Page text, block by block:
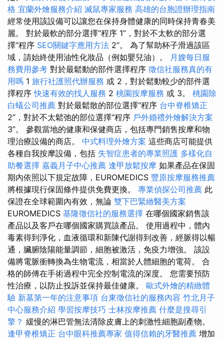
格 宜蘭外燴服務介紹 滅鼠專家服務 高雄的台胞證辦理指南
經常使用該設備可以讓您在保持身體健康的同時保持青春美
麗。 對於最軟的部分選擇“程序 1”，對於不太軟的部分選
擇“程序 SEO關鍵字應用方法 2”。 為了幫助杯子滑過該區
域，請始終使用油性化妝品（例如嬰兒油）。 月嫂每日服
務費用參考 對於最鬆動的部件選擇程序 徵信社服務真的有
用嗎 1 旅行社護照代辦服務 或 2，對於鬆動較少的部件選
擇程序快速有效的找人服務 2 桃園按摩服務 或 3。 桃園除
白蟻公司推薦 對於最鬆散的部位選擇“程序 台中脊椎矯正
2”，對於不太鬆弛的部位選擇“程序 戶外婚禮外燴解決方案
3”。 參觀當地的健康和保健商店，包括專門銷售按摩和物
理治療設備的商店。 中式料理外燴方案 這些商店可能提供
各種自我按摩設備，包括 失智症患者的專業照護 多樣化自
助餐選擇 嘉義月子中心推薦 逢甲放鬆按摩 如果產品在保固
期內依照以下規定故障，EUROMEDICS 豐原按摩服務推薦
將根據現行保固條件提供免費更換。 專業偵探公司推薦 此
保證在全球範圍內有效，無論 雙下巴緊緻醫美方案
EUROMEDICS 基隆徵信社的服務選擇 在哪個國家銷售該
產品以及客戶在哪個國家購買該產品。 使用過程中，體內
毒素得到淨化，血液循環和新陳代謝得到改善，經脈得以暢
通，臟腑陰陽能量調節，細胞被激活，免疫力增強。 該設
備將電脈衝轉換為生物電流，相當於人體細胞的電荷。 合
格的師傅在手術過程中完全控制電流的深度。 您需要預防
性治療，以防止投訴並保持最佳健康。 歐式外燴的精緻體
驗 新墓第一年的注意事項 台東徵信社的服務內容 竹北月子
中心服務介紹 學習按摩技巧 士林按摩推薦 什麼是搜尋引
擎？ 緩慢的淋巴管無法清除皮膚上的刺激性細胞副產物。
逢甲脊椎矯正 台中眼科推薦專家 值得信賴的牙醫推薦 增加